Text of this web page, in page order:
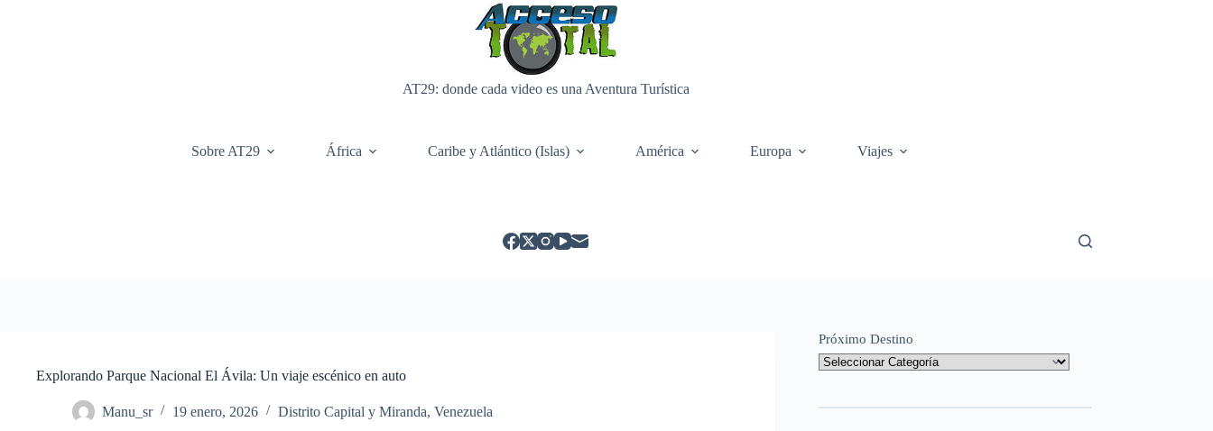
AT29: donde cada video es una Aventura Turística
Sobre AT29 África Caribe y Atlántico (Islas) América Europa Viajes
Explorando Parque Nacional El Ávila: Un viaje escénico en auto
Manu_sr 19 enero, 2026 Distrito Capital y Miranda, Venezuela
Próximo Destino